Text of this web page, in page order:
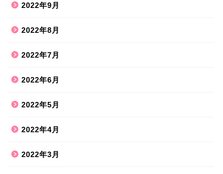
2022年9月
2022年8月
2022年7月
2022年6月
2022年5月
2022年4月
2022年3月